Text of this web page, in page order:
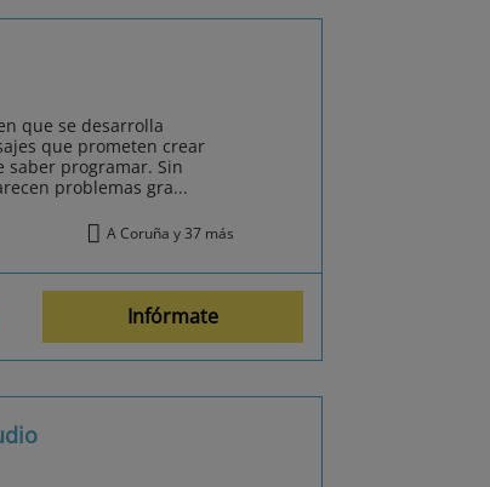
que se desarrolla
que prometen crear
saber programar. Sin
problemas gra...
A Coruña y 37 más
Infórmate